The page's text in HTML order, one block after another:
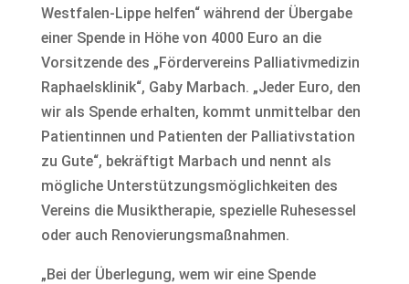
Westfalen-Lippe helfen“ während der Übergabe
einer Spende in Höhe von 4000 Euro an die
Vorsitzende des „Fördervereins Palliativmedizin
Raphaelsklinik“, Gaby Marbach. „Jeder Euro, den
wir als Spende erhalten, kommt unmittelbar den
Patientinnen und Patienten der Palliativstation
zu Gute“, bekräftigt Marbach und nennt als
mögliche Unterstützungsmöglichkeiten des
Vereins die Musiktherapie, spezielle Ruhesessel
oder auch Renovierungsmaßnahmen.
„Bei der Überlegung, wem wir eine Spende